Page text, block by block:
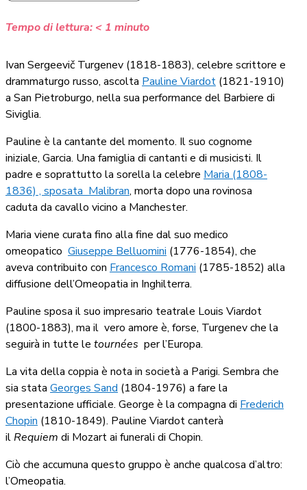
Tempo di lettura: < 1 minuto
Ivan Sergeevič Turgenev (1818-1883), celebre scrittore e
drammaturgo russo, ascolta Pauline Viardot (1821-1910)
a San Pietroburgo, nella sua performance del Barbiere di
Siviglia.
Pauline è la cantante del momento. Il suo cognome
iniziale, Garcia. Una famiglia di cantanti e di musicisti. Il
padre e soprattutto la sorella la celebre Maria (1808-
1836) , sposata Malibran, morta dopo una rovinosa
caduta da cavallo vicino a Manchester.
Maria viene curata fino alla fine dal suo medico
omeopatico Giuseppe Belluomini (1776-1854), che
aveva contribuito con Francesco Romani (1785-1852) alla
diffusione dell’Omeopatia in Inghilterra.
Pauline sposa il suo impresario teatrale Louis Viardot
(1800-1883), ma il vero amore è, forse, Turgenev che la
seguirà in tutte le tournées per l’Europa.
La vita della coppia è nota in società a Parigi. Sembra che
sia stata Georges Sand (1804-1976) a fare la
presentazione ufficiale. George è la compagna di Frederich
Chopin (1810-1849). Pauline Viardot canterà
ilRequiem di Mozart ai funerali di Chopin.
Ciò che accumuna questo gruppo è anche qualcosa d’altro:
l’Omeopatia.